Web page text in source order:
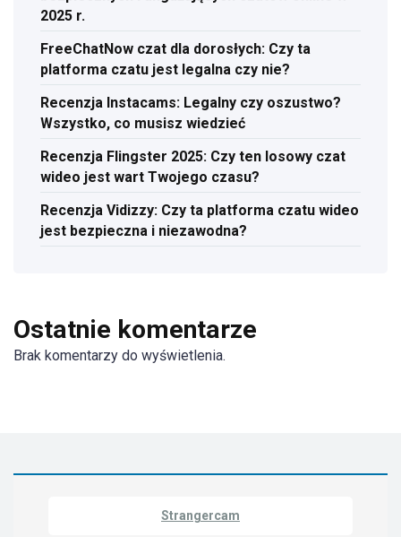
2025 r.
FreeChatNow czat dla dorosłych: Czy ta
platforma czatu jest legalna czy nie?
Recenzja Instacams: Legalny czy oszustwo?
Wszystko, co musisz wiedzieć
Recenzja Flingster 2025: Czy ten losowy czat
wideo jest wart Twojego czasu?
Recenzja Vidizzy: Czy ta platforma czatu wideo
jest bezpieczna i niezawodna?
Ostatnie komentarze
Brak komentarzy do wyświetlenia.
Strangercam